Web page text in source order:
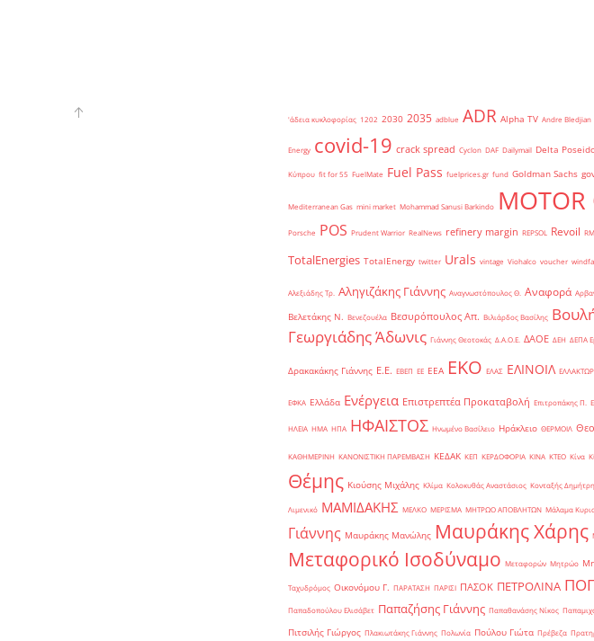
'άδεια κυκλοφορίας 1202 2030 2035 adblue ADR Alpha TV Andre Bledjian
Energy covid-19 crack spread Cyclon DAF Dailymail Delta
Κύπρου fit for 55 FuelMate Fuel Pass fuelprices.gr fund Goldman Sachs
Mediterranean Gas mini market Mohammad Sanusi Barkindo MOTOR
Porsche POS Prudent Warrior RealNews refinery margin REPSOL Revoil
TotalEnergies TotalEnergy twitter Urals vintage Viohalco voucher
Αλεξιάδης Τρ. Αληγιζάκης Γιάννης Αναγνωστόπουλος Θ. Αναφορά
Βελετάκης Ν. Βενεζουέλα Βεσυρόπουλος Απ. Βιλιάρδος Βασίλης
Γεωργιάδης Άδωνις Γιάννης Θεοτοκάς Δ.Α.Ο.Ε. ΔΑΟΕ ΔΕΗ ΔΕΠΑ
Δρακακάκης Γιάννης Ε.Ε. ΕΒΕΠ ΕΕ ΕΕΑ ΕΚΟ ΕΛΑΣ ΕΛΙΝΟΙΛ ΕΛΛΑΚΤΩΡ
ΕΦΚΑ Ελλάδα Ενέργεια Επιστρεπτέα Προκαταβολή Επιτροπάκης Π.
ΗΛΕΙΑ ΗΜΑ ΗΠΑ ΗΦΑΙΣΤΟΣ Ηνωμένο Βασίλειο Ηράκλειο ΘΕΡΜΟΙΛ
ΚΑΘΗΜΕΡΙΝΗ ΚΑΝΟΝΙΣΤΙΚΗ ΠΑΡΕΜΒΑΣΗ ΚΕΔΑΚ ΚΕΠ ΚΕΡΔΟΦΟΡΙΑ ΚΙΝΑ ΚΤΕΟ Κίνα
Θέμης Κιούσης Μιχάλης Κλίμα Κολοκυθάς Αναστάσιος Κονταξής
Λιμενικό ΜΑΜΙΔΑΚΗΣ ΜΕΛΚΟ ΜΕΡΙΣΜΑ ΜΗΤΡΩΟ ΑΠΟΒΛΗΤΩΝ Μάλαμα
Γιάννης Μαυράκης Μανώλης Μαυράκης Χάρης
Μεταφορικό Ισοδύναμο Μεταφορών Μητρώο
Ταχυδρόμος Οικονόμου Γ. ΠΑΡΑΤΑΣΗ ΠΑΡΙΣΙ ΠΑΣΟΚ ΠΕΤΡΟΛΙΝΑ
Παπαδοπούλου Ελισάβετ Παπαζήσης Γιάννης Παπαθανάσης Νίκος
Πιτσιλής Γιώργος Πλακιωτάκης Γιάννης Πολωνία Πούλου Γιώτα Πρέβεζα